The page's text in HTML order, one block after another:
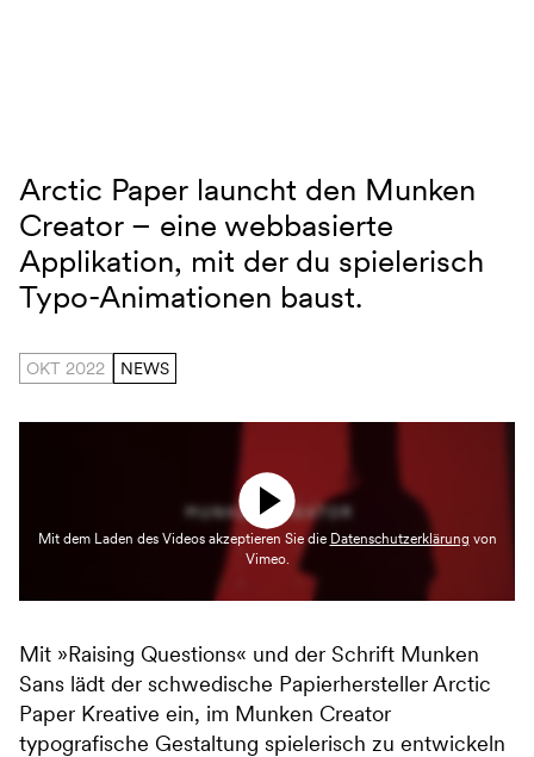
Munken Creator
Arctic Paper launcht den Munken
Creator – eine webbasierte
Applikation, mit der du spielerisch
Typo-Animationen baust.
OKT 2022 NEWS
Mit dem Laden des Videos akzeptieren Sie die Datenschutzerklärung von
Vimeo.
Mit »Raising Questions« und der Schrift Munken
Sans lädt der schwedische Papierhersteller Arctic
Paper Kreative ein, im Munken Creator
typografische Gestaltung spielerisch zu entwickeln